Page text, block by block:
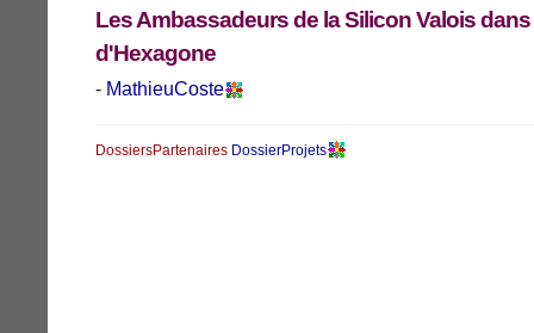
Les Ambassadeurs de la Silicon Valois
d'Hexagone
- MathieuCoste
DossiersPartenaires DossierProjets